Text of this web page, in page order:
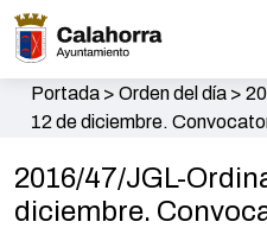
Portada> Orden del día>
12 de diciembre.
2016/47/JGL-
diciembre.